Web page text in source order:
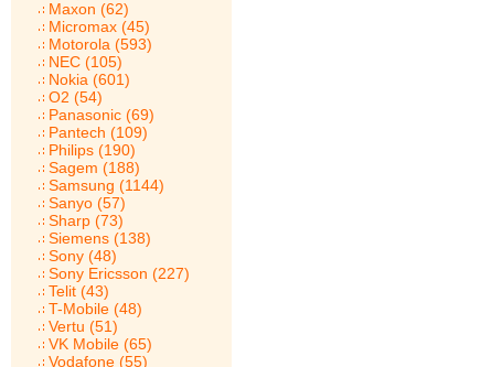
Maxon (62)
Micromax (45)
Motorola (593)
NEC (105)
Nokia (601)
O2 (54)
Panasonic (69)
Pantech (109)
Philips (190)
Sagem (188)
Samsung (1144)
Sanyo (57)
Sharp (73)
Siemens (138)
Sony (48)
Sony Ericsson (227)
Telit (43)
T-Mobile (48)
Vertu (51)
VK Mobile (65)
Vodafone (55)